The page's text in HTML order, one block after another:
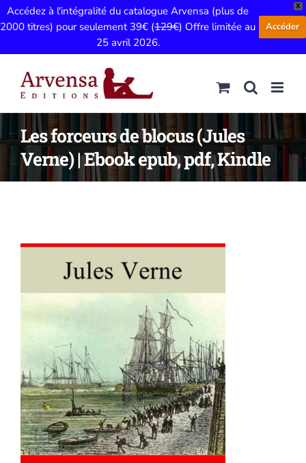
X
Accédez à l'intégralité du catalogue Arvensa (plus de
2000 titres) pour seulement 39€ (129€) Offre limitée au
25 avril 2026.
Accéder
contenu
Les forceurs de blocus (Jules
Verne) | Ebook epub, pdf, Kindle